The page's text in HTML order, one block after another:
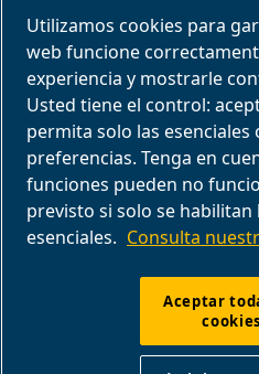
Área de
distribuidores
E-Connect 2,0
Business Portal
Galería de fotos
ABAC
Avisos legales y de
Utilizamos cookies para
web funcione
experiencia y mostrarle
Usted tiene el control:
permita solo las esenciales
preferencias. Tenga en
funciones pueden no
previsto si solo se habilitan
esenciales. Consulta
Aceptar
cookies